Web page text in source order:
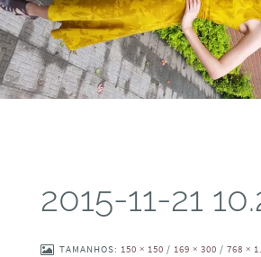
2015-11-21
TAMANHOS: 150 × 150 / 169 × 300 / 768 ×